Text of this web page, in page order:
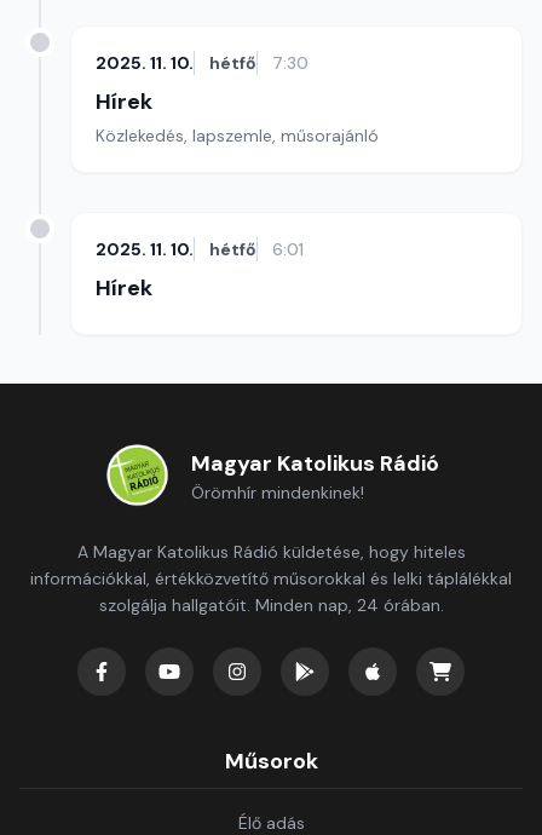
2025. 11. 10. hétfő 7:30
Hírek
Közlekedés, lapszemle, műsorajánló
2025. 11. 10. hétfő 6:01
Hírek
Magyar Katolikus Rádió
Örömhír mindenkinek!
A Magyar Katolikus Rádió küldetése, hogy hiteles
információkkal, értékközvetítő műsorokkal és lelki táplálékkal
szolgálja hallgatóit. Minden nap, 24 órában.
Műsorok
Élő adás